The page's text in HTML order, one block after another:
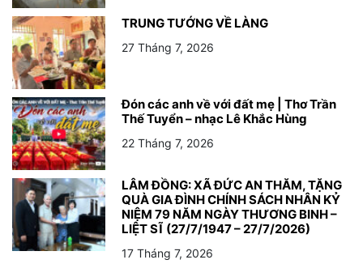
TRUNG TƯỚNG VỀ LÀNG
27 Tháng 7, 2026
Đón các anh về với đất mẹ | Thơ Trần
Thế Tuyển – nhạc Lê Khắc Hùng
22 Tháng 7, 2026
LÂM ĐỒNG: XÃ ĐỨC AN THĂM, TẶNG
QUÀ GIA ĐÌNH CHÍNH SÁCH NHÂN KỶ
NIỆM 79 NĂM NGÀY THƯƠNG BINH –
LIỆT SĨ (27/7/1947 – 27/7/2026)
17 Tháng 7, 2026